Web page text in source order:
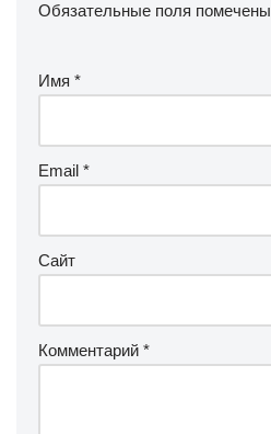
Обязательные поля помечены
Имя *
Email *
Сайт
Комментарий *